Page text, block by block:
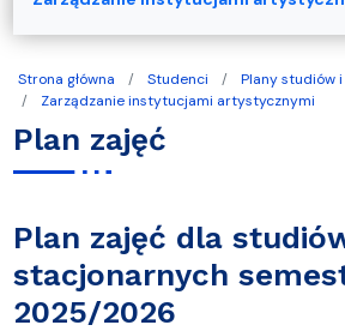
Strona główna Studenci
Plany studiów
Zarządzanie instytucjami artystycznymi
Plan zajęć
Plan zajęć dla
stacjonarnych
2025/2026